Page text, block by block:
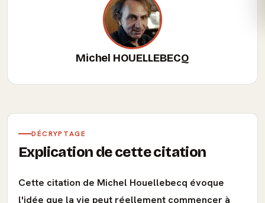
Michel HOUELLEBECQ
DÉCRYPTAGE
Explication de cette citation
Cette citation de Michel Houellebecq évoque
l'idée que la vie peut réellement commencer à